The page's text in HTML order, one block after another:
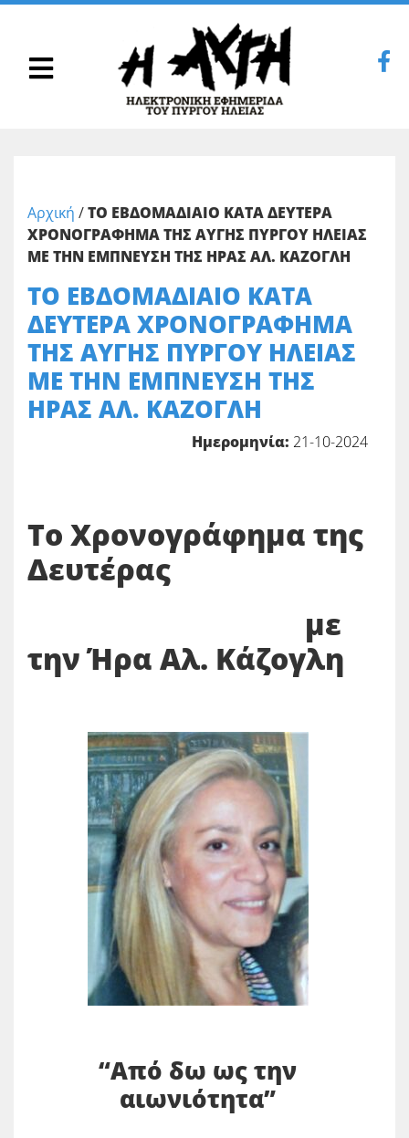
Αρχική /ΤΟ ΕΒΔΟΜΑΔΙΑΙΟ ΚΑΤΑ ΔΕΥΤΕΡΑ
ΧΡΟΝΟΓΡΑΦΗΜΑ ΤΗΣ ΑΥΓΗΣ ΠΥΡΓΟΥ ΗΛΕΙΑΣ
ΜΕ ΤΗΝ ΕΜΠΝΕΥΣΗ ΤΗΣ ΗΡΑΣ ΑΛ. ΚΑΖΟΓΛΗ
ΤΟ ΕΒΔΟΜΑΔΙΑΙΟ ΚΑΤΑ
ΔΕΥΤΕΡΑ ΧΡΟΝΟΓΡΑΦΗΜΑ
ΤΗΣ ΑΥΓΗΣ ΠΥΡΓΟΥ ΗΛΕΙΑΣ
ΜΕ ΤΗΝ ΕΜΠΝΕΥΣΗ ΤΗΣ
ΗΡΑΣ ΑΛ. ΚΑΖΟΓΛΗ
Ημερομηνία: 21-10-2024
Το Χρονογράφημα της
Δευτέρας
με
την Ήρα Αλ. Κάζογλη
“Από δω ως την
αιωνιότητα”